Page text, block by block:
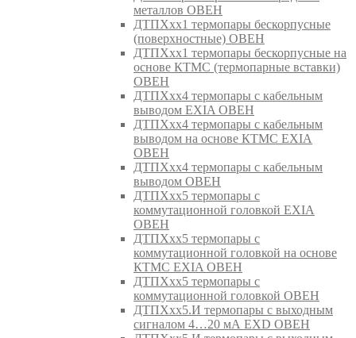
металлов ОВЕН
ДТПХхх1 термопары бескорпусные
(поверхностные) ОВЕН
ДТПХхх1 термопары бескорпусные на
основе КТМС (термопарные вставки)
ОВЕН
ДТПХхх4 термопары с кабельным
выводом EXIA ОВЕН
ДТПХхх4 термопары с кабельным
выводом на основе КТМС EXIA
ОВЕН
ДТПХхх4 термопары с кабельным
выводом ОВЕН
ДТПХхх5 термопары с
коммутационной головкой EXIA
ОВЕН
ДТПХхх5 термопары с
коммутационной головкой на основе
КТМС EXIA ОВЕН
ДТПХхх5 термопары с
коммутационной головкой ОВЕН
ДТПХхх5.И термопары с выходным
сигналом 4…20 мА EXD ОВЕН